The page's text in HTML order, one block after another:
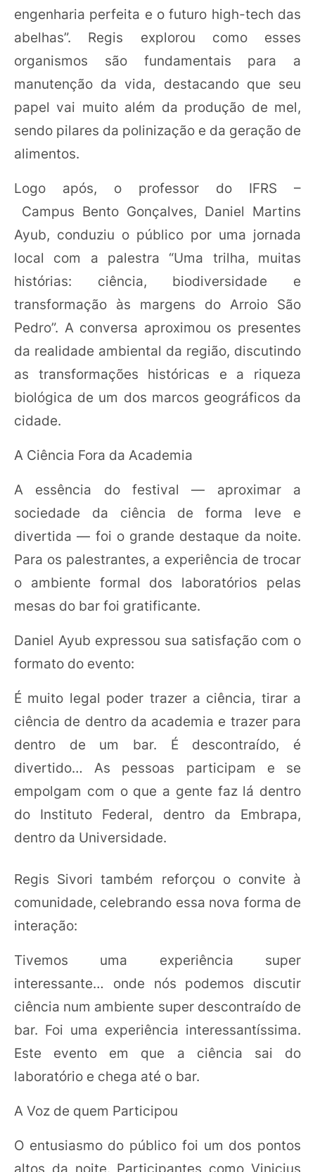
engenharia perfeita e o futuro high-tech das
abelhas”. Regis explorou como esses
organismos são fundamentais para a
manutenção da vida, destacando que seu
papel vai muito além da produção de mel,
sendo pilares da polinização e da geração de
alimentos.
Logo após, o professor do IFRS –
Campus Bento Gonçalves, Daniel Martins
Ayub, conduziu o público por uma jornada
local com a palestra “Uma trilha, muitas
histórias: ciência, biodiversidade e
transformação às margens do Arroio São
Pedro”. A conversa aproximou os presentes
da realidade ambiental da região, discutindo
as transformações históricas e a riqueza
biológica de um dos marcos geográficos da
cidade.
A Ciência Fora da Academia
A essência do festival — aproximar a
sociedade da ciência de forma leve e
divertida — foi o grande destaque da noite.
Para os palestrantes, a experiência de trocar
o ambiente formal dos laboratórios pelas
mesas do bar foi gratificante.
Daniel Ayub expressou sua satisfação com o
formato do evento:
É muito legal poder trazer a ciência, tirar a
ciência de dentro da academia e trazer para
dentro de um bar. É descontraído, é
divertido… As pessoas participam e se
empolgam com o que a gente faz lá dentro
do Instituto Federal, dentro da Embrapa,
dentro da Universidade.
Regis Sivori também reforçou o convite à
comunidade, celebrando essa nova forma de
interação:
Tivemos uma experiência super
interessante… onde nós podemos discutir
ciência num ambiente super descontraído de
bar. Foi uma experiência interessantíssima.
Este evento em que a ciência sai do
laboratório e chega até o bar.
A Voz de quem Participou
O entusiasmo do público foi um dos pontos
altos da noite. Participantes como Vinicius